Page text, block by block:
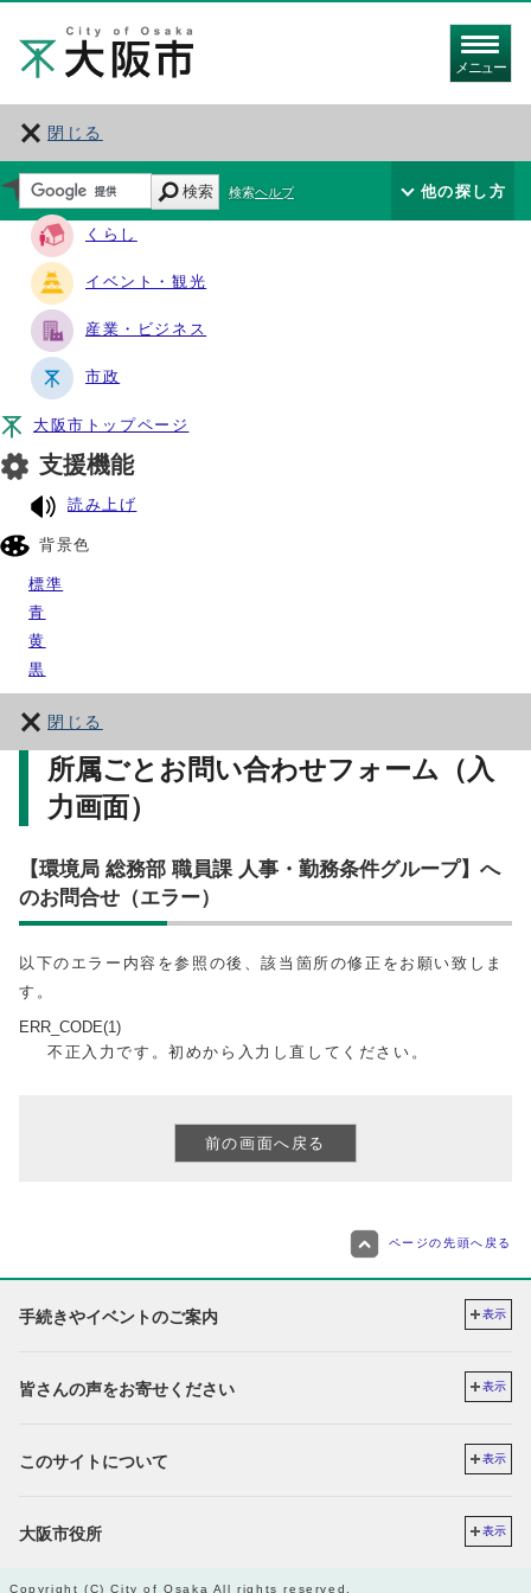
メニュー
閉じる
サイト・ナビ
くらし
イベント・観光
産業・ビジネス
市政
大阪市トップページ
支援機能
読み上げ
背景色
標準
青
黄
黒
閉じる
検索 検索ヘルプ 他の探し方
所属ごとお問い合わせフォーム（入
力画面）
【環境局 総務部 職員課 人事・勤務条件グループ】へ
のお問合せ（エラー）
以下のエラー内容を参照の後、該当箇所の修正をお願い致しま
す。
ERR_CODE(1)
不正入力です。初めから入力し直してください。
ページの先頭へ戻る
手続きやイベントのご案内 表示
皆さんの声をお寄せください 表示
このサイトについて 表示
大阪市役所 表示
Copyright (C) City of Osaka All rights reserved.